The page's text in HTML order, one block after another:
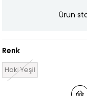
Ürün
Renk
Haki Yeşil